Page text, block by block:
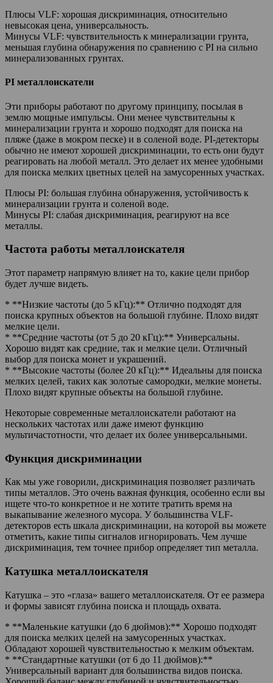
Плюсы VLF: хорошая дискриминация, относительно
невысокая цена, универсальность.
Минусы VLF: чувствительность к минерализации грунта,
меньшая глубина обнаружения по сравнению с PI на сильно
минерализованных грунтах.
PI металлоискатели
Эти приборы работают по другому принципу, посылая в
землю мощные импульсы. Они менее чувствительны к
минерализации грунта и хорошо подходят для поиска на
пляже (даже в мокром песке) и в соленой воде. PI-детекторы
обычно не имеют хорошей дискриминации, то есть они будут
реагировать на любой металл. Это делает их менее удобными
для поиска мелких цветных целей на замусоренных участках.
Плюсы PI: большая глубина обнаружения, устойчивость к
минерализации грунта и соленой воде.
Минусы PI: слабая дискриминация, реагируют на все
металлы.
Частота работы металлоискателя
Этот параметр напрямую влияет на то, какие цели прибор
будет лучше видеть.
* **Низкие частоты (до 5 кГц):** Отлично подходят для
поиска крупных объектов на большой глубине. Плохо видят
мелкие цели.
* **Средние частоты (от 5 до 20 кГц):** Универсальны.
Хорошо видят как средние, так и мелкие цели. Отличный
выбор для поиска монет и украшений.
* **Высокие частоты (более 20 кГц):** Идеальны для поиска
мелких целей, таких как золотые самородки, мелкие монеты.
Плохо видят крупные объекты на большой глубине.
Некоторые современные металлоискатели работают на
нескольких частотах или даже имеют функцию
мультичастотности, что делает их более универсальными.
Функция дискриминации
Как мы уже говорили, дискриминация позволяет различать
типы металлов. Это очень важная функция, особенно если вы
ищете что-то конкретное и не хотите тратить время на
выкапывание железного мусора. У большинства VLF-
детекторов есть шкала дискриминации, на которой вы можете
отметить, какие типы сигналов игнорировать. Чем лучше
дискриминация, тем точнее прибор определяет тип металла.
Катушка металлоискателя
Катушка – это «глаза» вашего металлоискателя. От ее размера
и формы зависят глубина поиска и площадь охвата.
* **Маленькие катушки (до 6 дюймов):** Хорошо подходят
для поиска мелких целей на замусоренных участках.
Обладают хорошей чувствительностью к мелким объектам.
* **Стандартные катушки (от 6 до 11 дюймов):**
Универсальный вариант для большинства видов поиска.